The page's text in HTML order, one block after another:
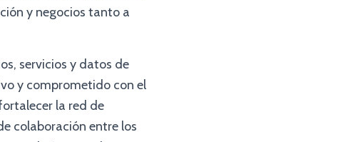
y negocios tanto a
servicios y datos de
y comprometido con el
la red de
colaboración entre los